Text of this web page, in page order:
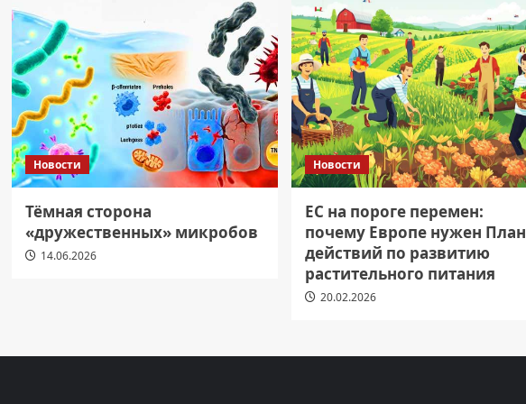
Новости
Тёмная сторона
«дружественных» микробов
14.06.2026
Новости
ЕС на пороге перемен:
почему Европе нужен План
действий по развитию
растительного питания
20.02.2026